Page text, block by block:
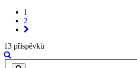
1
2
13 příspěvků